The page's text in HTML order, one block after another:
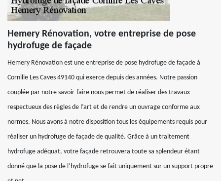
Hemery Rénovation, votre entreprise de pose
hydrofuge de façade
Hemery Rénovation est une entreprise de pose hydrofuge de façade à
Cornille Les Caves 49140 qui exerce depuis des années. Notre passion
couplée par notre savoir-faire nous permet de réaliser des travaux
respectueux des règles de l’art et de rendre un ouvrage conforme aux
normes. Nous avons à notre disposition tous les équipements requis pour
réaliser un hydrofuge de façade de qualité. Grâce à un traitement
hydrofuge adéquat, votre façade retrouvera toute sa splendeur étant
donné que la pose de l’hydrofuge se fait uniquement sur un support propre